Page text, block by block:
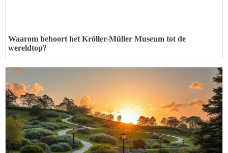
Waarom behoort het Kröller-Müller Museum tot de
wereldtop?